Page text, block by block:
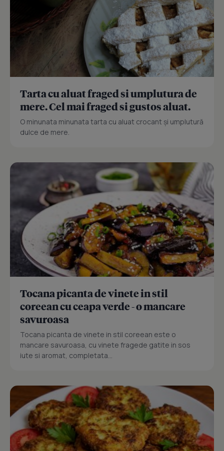
Tarta cu aluat fraged si umplutura de
mere. Cel mai fraged si gustos aluat.
O minunata minunata tarta cu aluat crocant și umplutură
dulce de mere.
Tocana picanta de vinete in stil
coreean cu ceapa verde - o mancare
savuroasa
Tocana picanta de vinete in stil coreean este o
mancare savuroasa, cu vinete fragede gatite in sos
iute si aromat, completata...